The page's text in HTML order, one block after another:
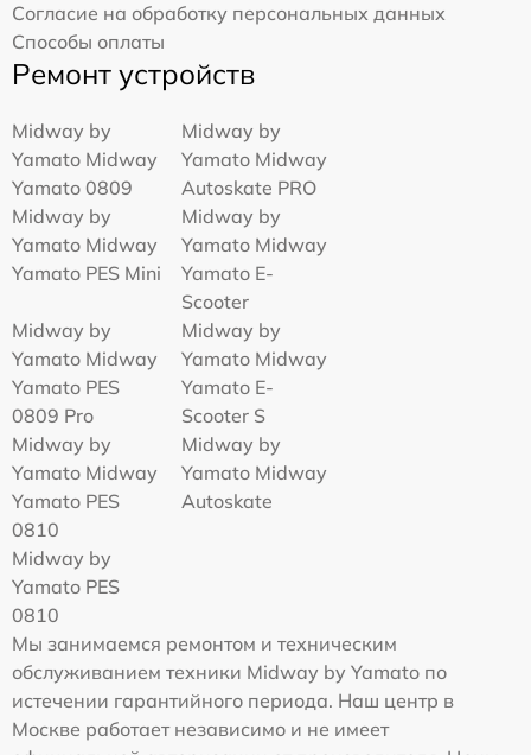
Согласие на обработку персональных данных
Способы оплаты
Ремонт устройств
Midway by
Yamato Midway
Yamato 0809
Midway by
Yamato Midway
Autoskate PRO
Midway by
Yamato Midway
Yamato PES Mini
Midway by
Yamato Midway
Yamato E-
Scooter
Midway by
Yamato Midway
Yamato PES
0809 Pro
Midway by
Yamato Midway
Yamato E-
Scooter S
Midway by
Yamato Midway
Yamato PES
0810
Midway by
Yamato Midway
Autoskate
Midway by
Yamato PES
0810
Мы занимаемся ремонтом и техническим
обслуживанием техники Midway by Yamato по
истечении гарантийного периода. Наш центр в
Москве работает независимо и не имеет